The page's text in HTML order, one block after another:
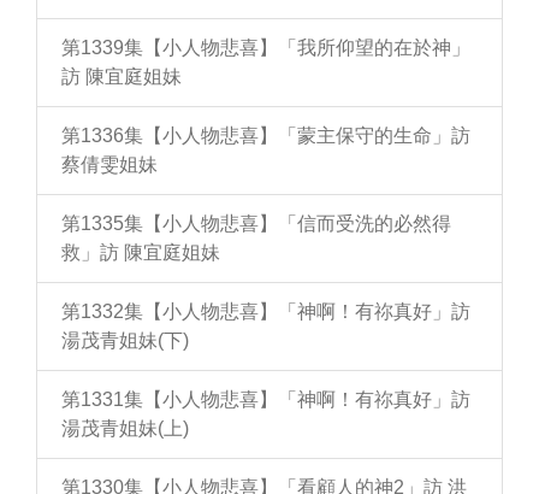
第1339集【小人物悲喜】「我所仰望的在於神」
訪 陳宜庭姐妹
第1336集【小人物悲喜】「蒙主保守的生命」訪
蔡倩雯姐妹
第1335集【小人物悲喜】「信而受洗的必然得
救」訪 陳宜庭姐妹
第1332集【小人物悲喜】「神啊！有祢真好」訪
湯茂青姐妹(下)
第1331集【小人物悲喜】「神啊！有祢真好」訪
湯茂青姐妹(上)
第1330集【小人物悲喜】「看顧人的神2」訪 洪